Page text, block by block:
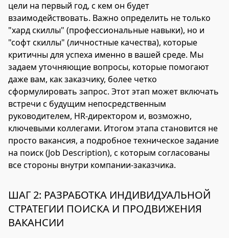
цели на первый год, с кем он будет
взаимодействовать. Важно определить не только
"хард скиллы" (профессиональные навыки), но и
"софт скиллы" (личностные качества), которые
критичны для успеха именно в вашей среде. Мы
задаем уточняющие вопросы, которые помогают
даже вам, как заказчику, более четко
сформулировать запрос. Этот этап может включать
встречи с будущим непосредственным
руководителем, HR-директором и, возможно,
ключевыми коллегами. Итогом этапа становится не
просто вакансия, а подробное техническое задание
на поиск (Job Description), с которым согласованы
все стороны внутри компании-заказчика.
ШАГ 2: РАЗРАБОТКА ИНДИВИДУАЛЬНОЙ
СТРАТЕГИИ ПОИСКА И ПРОДВИЖЕНИЯ
ВАКАНСИИ